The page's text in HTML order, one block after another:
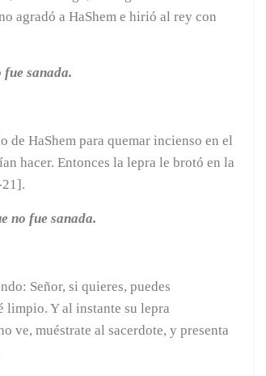
agradó a HaShem e hirió al rey con
sanada.
de HaShem para quemar incienso en el
hacer. Entonces la lepra le brotó en la
21].
no fue sanada.
Señor, si quieres, puedes
limpio. Y al instante su lepra
ve, muéstrate al sacerdote, y presenta